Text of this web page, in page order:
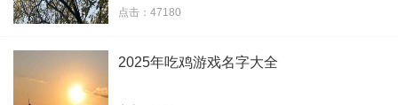
点击：47180
2025年吃鸡游戏名字大全